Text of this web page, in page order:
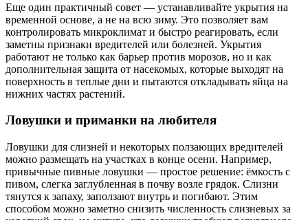
Еще один практичный совет — устанавливайте укрытия на
временной основе, а не на всю зиму. Это позволяет вам
контролировать микроклимат и быстро реагировать, если
заметны признаки вредителей или болезней. Укрытия
работают не только как барьер против морозов, но и как
дополнительная защита от насекомых, которые выходят на
поверхность в теплые дни и пытаются откладывать яйца на
нижних частях растений.
Ловушки и приманки на любителя
Ловушки для слизней и некоторых ползающих вредителей
можно размещать на участках в конце осени. Например,
привычные пивные ловушки — простое решение: ёмкость с
пивом, слегка заглубленная в почву возле грядок. Слизни
тянутся к запаху, заползают внутрь и погибают. Этим
способом можно заметно снизить численность слизневых за